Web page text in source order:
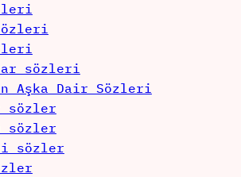
sözleri
Aşka Dair Sözleri
sözler
sözler
sözler